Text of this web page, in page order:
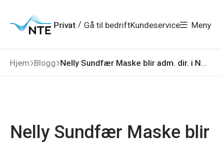
hovedmeny
søk
hovedinnhold
bunnområde
Privat / Gå til bedriftKundeservice Meny
Hjem Blogg Nelly Sundfær Maske blir adm. dir. i NTE Marked
Nelly Sundfær Maske blir